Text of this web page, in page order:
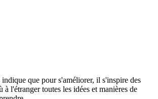
que pour s'améliorer, il s'inspire des
à l'étranger toutes les idées et manières de